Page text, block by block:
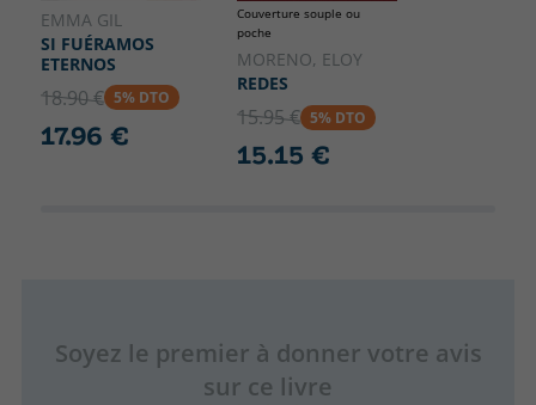
EMMA GIL
SI FUÉRAMOS
ETERNOS
18.90 € 5% DTO
17.96 €
Couverture souple ou
poche
MORENO, ELOY
REDES
15.95 € 5% DTO
15.15 €
Soyez le premier à donner votre avis
sur ce livre